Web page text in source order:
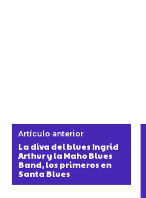
Artículo anterior
La diva del blues Ingrid
Arthur y la Maho Blues
Band, los primeros en
Santa Blues